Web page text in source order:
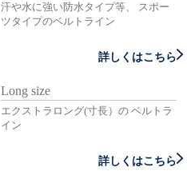
汗や水に強い防水タイプ等、 スポー
ツタイプのベルトライン
詳しくはこちら
Long size
エクストラロング(寸長）の ベルトラ
イン
詳しくはこちら